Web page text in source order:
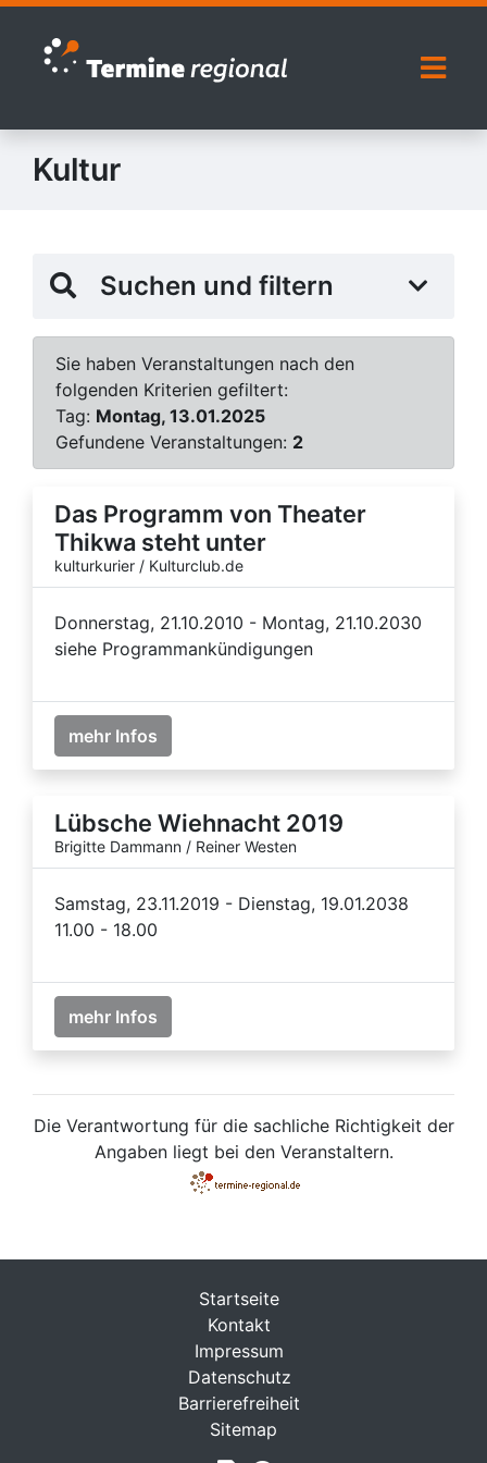
Zur Navigation springen
Zum Inhalt springen
Kultur
Suchen und filtern
Sie haben Veranstaltungen nach den
folgenden Kriterien gefiltert:
Tag: Montag, 13.01.2025
Gefundene Veranstaltungen: 2
Das Programm von Theater
Thikwa steht unter
kulturkurier / Kulturclub.de
Donnerstag, 21.10.2010 - Montag, 21.10.2030
siehe Programmankündigungen
mehr Infos
Lübsche Wiehnacht 2019
Brigitte Dammann / Reiner Westen
Samstag, 23.11.2019 - Dienstag, 19.01.2038
11.00 - 18.00
mehr Infos
Die Verantwortung für die sachliche Richtigkeit der
Angaben liegt bei den Veranstaltern.
Startseite
Kontakt
Impressum
Datenschutz
Barrierefreiheit
Sitemap